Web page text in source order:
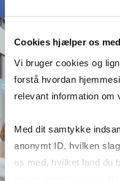
Cookies hjælper os
Vi bruger cookies og
forstå hvordan
relevant information om
Med dit samtykke
anonymt ID, hvilken
os med, hvilket land du